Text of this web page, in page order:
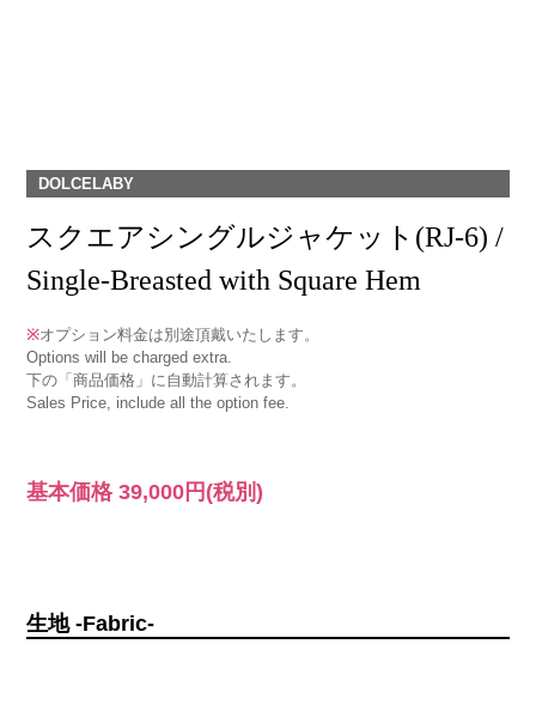
DOLCELABY
スクエアシングルジャケット(RJ-6) /
Single-Breasted with Square Hem
※オプション料金は別途頂戴いたします。
Options will be charged extra.
下の「商品価格」に自動計算されます。
Sales Price, include all the option fee.
基本価格39,000円 (税別)
生地 -Fabric-